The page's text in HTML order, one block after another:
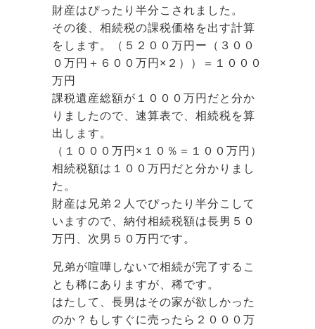
財産はぴったり半分こされました。
その後、相続税の課税価格を出す計算
をします。（５２００万円ー（３００
０万円＋６００万円×２））＝１０００
万円
課税遺産総額が１０００万円だと分か
りましたので、速算表で、相続税を算
出します。
（１０００万円×１０％＝１００万円）
相続税額は１００万円だと分かりまし
た。
財産は兄弟２人でぴったり半分こして
いますので、納付相続税額は長男５０
万円、次男５０万円です。
兄弟が喧嘩しないで相続が完了するこ
とも稀にありますが、稀です。
はたして、長男はその家が欲しかった
のか？もしすぐに売ったら２０００万